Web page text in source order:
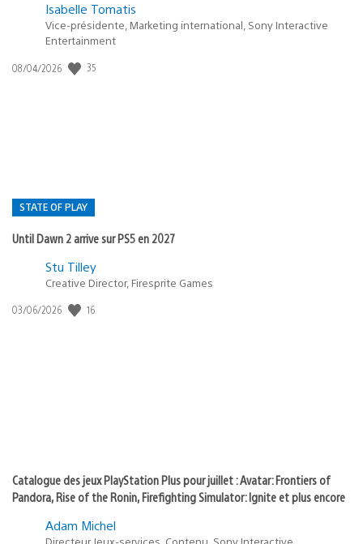
Isabelle Tomatis
Vice-présidente, Marketing international, Sony Interactive
Entertainment
Date
08/04/2026 35
STATE OF PLAY
Until Dawn 2 arrive sur PS5 en 2027
Postée
:
state
Stu Tilley
Creative Director, Firesprite Games
Date
03/06/2026 16
Catalogue des jeux PlayStation Plus pour juillet : Avatar: Frontiers of
Pandora, Rise of the Ronin, Firefighting Simulator: Ignite et plus encore
Adam Michel